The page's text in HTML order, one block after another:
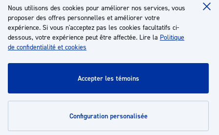
Nous utilisons des cookies pour améliorer nos services, vous
proposer des offres personnelles et améliorer votre
expérience. Si vous n'acceptez pas les cookies facultatifs ci-
dessous, votre expérience peut être affectée. Lire la Politique
de confidentialité et cookies
accepter les témoins
configuration personalisée
Réparation
Formation
À propos
Service client